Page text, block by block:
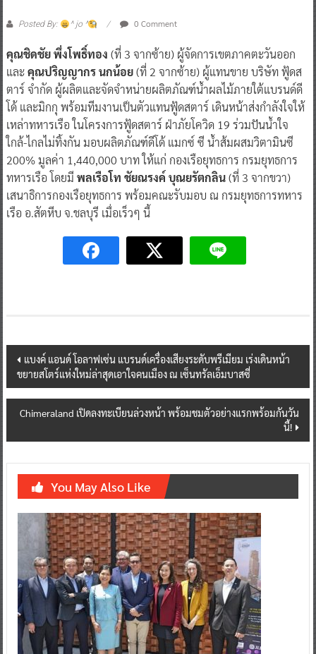
Posted By: ^ jo ^ 0 Comment
คุณชิดชัย พึ่งโพธิ์ทอง (ที่ 3 จากซ้าย) ผู้จัดการเขตภาคตะวันออก
และคุณปริญญากร นกน้อย(ที่ 2 จากซ้าย) ผู้แทนขาย บริษัท ฟู้ดส
ตาร์ จำกัด ผู้ผลิตและจัดจำหน่ายผลิตภัณฑ์น้ำผลไม้ภายใต้แบรนด์ดี
โด้ และมิกกุ พร้อมทีมงานเป็นตัวแทนฟู้ดสตาร์ เดินหน้าส่งกำลังใจให้
เหล่าทหารเรือ ในโครงการฟู้ดสตาร์ ฝ่าภัยโควิด 19 ร่วมปันน้ำใจ
ใกล้-ไกลไม่ทิ้งกัน มอบผลิตภัณฑ์ดีโด้ แมกซ์ ซี น้ำส้มผสมวิตามินซี
200% มูลค่า 1,440,000 บาท ให้แก่ กองเรือยุทธการ กรมยุทธการ
ทหารเรือ โดยมี พลเรือโท ชัยณรงค์ บุณยรัตกลิน(ที่ 3 จากขวา)
เสนาธิการกองเรือยุทธการ พร้อมคณะรับมอบ ณ กรมยุทธการทหาร
เรือ อ.สัตหีบ จ.ชลบุรี เมื่อเร็วๆ นี้
Post
navigation
แบงค์ แอนด์ โอลาฟเซ่น แบรนด์เครื่องเสียงระดับพรีเมียม เร่งเดินหน้า
ขยายสโตร์แห่งใหม่ล่าสุดเอาใจคนเมือง ณ เซ็นทรัลเอ็มบาสซี่
Chimeraland เปิดลงทะเบียนล่วงหน้า พร้อมชมตัวอย่างแรกพร้อมกันวัน
นี้!
You May Also Like